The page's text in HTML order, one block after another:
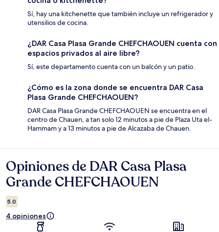
Sí, hay una kitchenette que también incluye un refrigerador y
utensilios de cocina.
¿DAR Casa Plasa Grande CHEFCHAOUEN cuenta con
espacios privados al aire libre?
Sí, este departamento cuenta con un balcón y un patio.
¿Cómo es la zona donde se encuentra DAR Casa
Plasa Grande CHEFCHAOUEN?
DAR Casa Plasa Grande CHEFCHAOUEN se encuentra en el
centro de Chauen, a tan solo 12 minutos a pie de Plaza Uta el-
Hammam y a 13 minutos a pie de Alcazaba de Chauen.
Opiniones
Opiniones de DAR Casa Plasa
Grande CHEFCHAOUEN
5.0
4 opiniones